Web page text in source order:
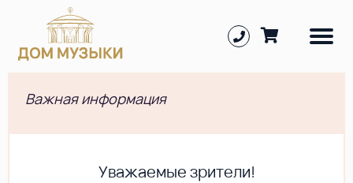
Важная информация
Уважаемые зрители!